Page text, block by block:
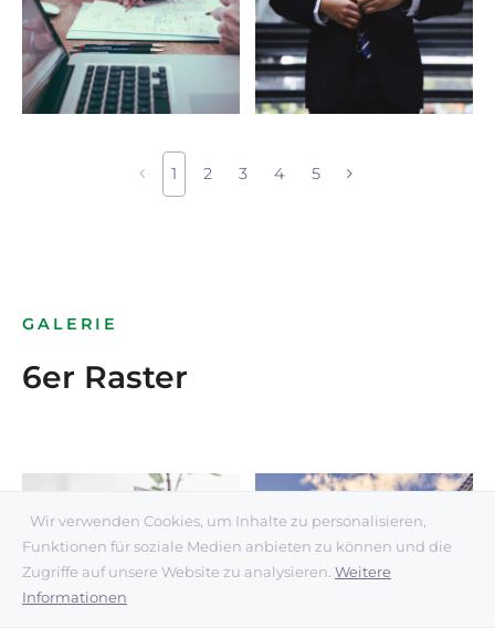
Wir verwenden Cookies, um Inhalte zu personalisieren,
Funktionen für soziale Medien anbieten zu können und die
Zugriffe auf unsere Website zu analysieren. Weitere
Informationen
1 2 3 4 5
GALERIE
6er Raster